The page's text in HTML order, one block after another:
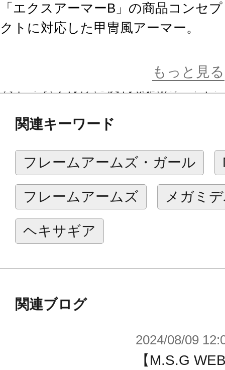
「エクスアーマーB」の商品コンセ
クトに対応した甲冑風アーマー。
ルエットをお楽しみいただけます。
フレームアーキテクトの体型を変更
ギミック
■甲冑風アーマーAの取り付け部は
レームアーキテクトの胸部を強化す
ことが可能です。
できます。
わせることによって真価を発揮。
に“ヘキサグラムシステム”を採用し
もっと見る
関連キーワード
フレームアームズ・ガール
フレームアームズ メガミ
ヘキサギア
関連ブログ
2024/08/09
【M.S.G